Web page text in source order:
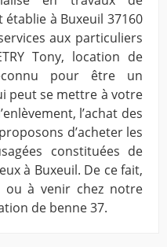
à Buxeuil 37160
aux particuliers
Tony, location de
pour être un
peut se mettre à votre
l’achat des
d’acheter les
constituées de
à Buxeuil. De ce fait,
ou à venir chez notre
de benne 37.